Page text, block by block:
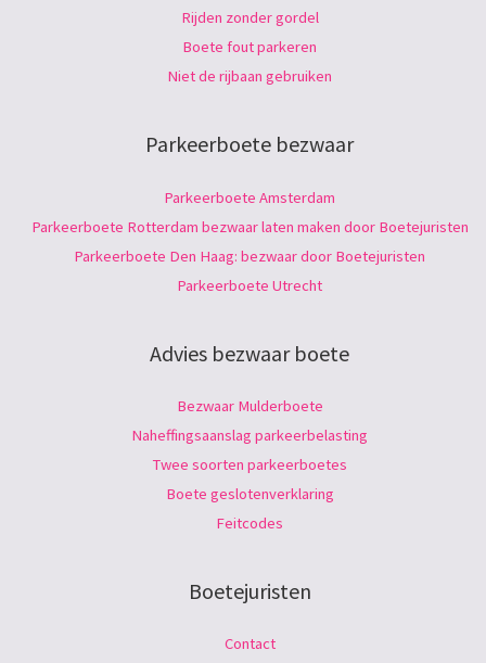
Rijden zonder gordel
Boete fout parkeren
Niet de rijbaan gebruiken
Parkeerboete bezwaar
Parkeerboete Amsterdam
Parkeerboete Rotterdam bezwaar laten maken door Boetejuristen
Parkeerboete Den Haag: bezwaar door Boetejuristen
Parkeerboete Utrecht
Advies bezwaar boete
Bezwaar Mulderboete
Naheffingsaanslag parkeerbelasting
Twee soorten parkeerboetes
Boete geslotenverklaring
Feitcodes
Boetejuristen
Contact